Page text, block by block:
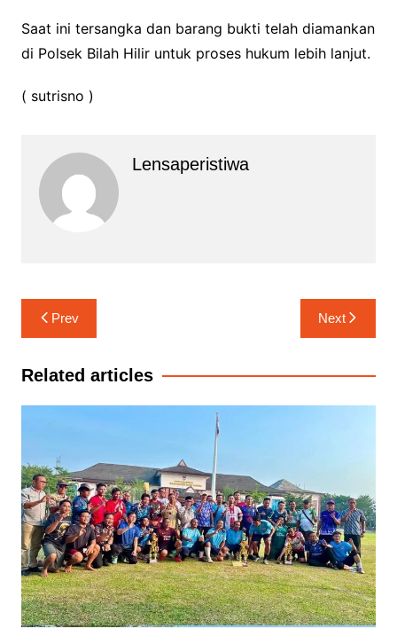
Saat ini tersangka dan barang bukti telah diamankan
di Polsek Bilah Hilir untuk proses hukum lebih lanjut.
( sutrisno )
Lensaperistiwa
Navigasi
pos
Prev Next
Related articles